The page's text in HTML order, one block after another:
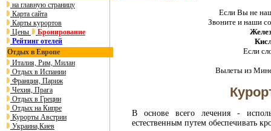
на главную страницу
Карта сайта
Карты курортов
Цены
Бронирование
Рейтинг отелей
Отдых в Европе
Италия, Рим, Милан
Отдых в Испании
Франция, Париж
Чехия, Прага
Отдых в Греции
Отдых на Кипре
Курорты Австрии
Украина,Киев
Если Вы не
Звоните и наши
Если
Вылеты из
В основе всего лечения -
естественным путем обеспечивать